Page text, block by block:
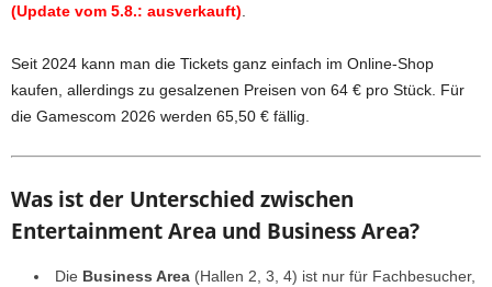
(Update vom 5.8.: ausverkauft)
Seit 2024 kann man die Tickets ganz einfach im Online-Shop
kaufen, allerdings zu gesalzenen Preisen von 64 € pro Stück. Für
die Gamescom 2026 werden 65,50 € fällig.
Was ist der Unterschied zwischen
Entertainment Area und Business Area?
Die Business Area (Hallen 2, 3, 4) ist nur für Fachbesucher,